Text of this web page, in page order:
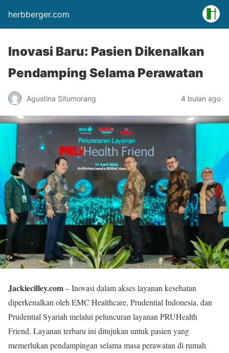
herbberger.com
Inovasi Baru: Pasien Dikenalkan
Pendamping Selama Perawatan
Agustina Situmorang 4 bulan ago
Jackiecilley.com– Inovasi dalam akses layanan kesehatan
diperkenalkan oleh EMC Healthcare, Prudential Indonesia, dan
Prudential Syariah melalui peluncuran layanan PRUHealth
Friend. Layanan terbaru ini ditujukan untuk pasien yang
memerlukan pendampingan selama masa perawatan di rumah